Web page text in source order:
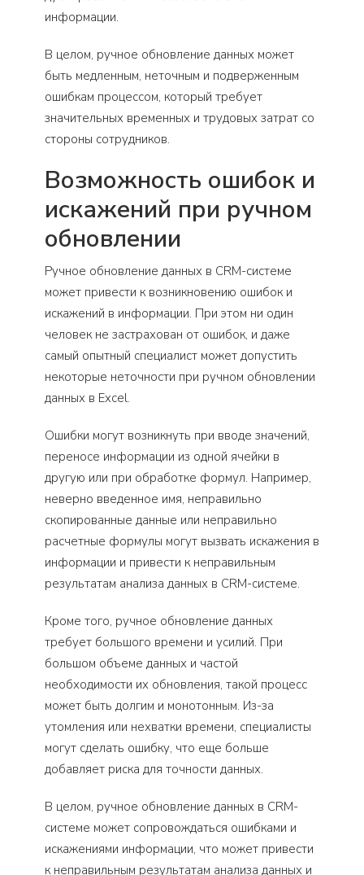
информации.
В целом, ручное обновление данных может
быть медленным, неточным и подверженным
ошибкам процессом, который требует
значительных временных и трудовых затрат со
стороны сотрудников.
Возможность ошибок и
искажений при ручном
обновлении
Ручное обновление данных в CRM-системе
может привести к возникновению ошибок и
искажений в информации. При этом ни один
человек не застрахован от ошибок, и даже
самый опытный специалист может допустить
некоторые неточности при ручном обновлении
данных в Excel.
Ошибки могут возникнуть при вводе значений,
переносе информации из одной ячейки в
другую или при обработке формул. Например,
неверно введенное имя, неправильно
скопированные данные или неправильно
расчетные формулы могут вызвать искажения в
информации и привести к неправильным
результатам анализа данных в CRM-системе.
Кроме того, ручное обновление данных
требует большого времени и усилий. При
большом объеме данных и частой
необходимости их обновления, такой процесс
может быть долгим и монотонным. Из-за
утомления или нехватки времени, специалисты
могут сделать ошибку, что еще больше
добавляет риска для точности данных.
В целом, ручное обновление данных в CRM-
системе может сопровождаться ошибками и
искажениями информации, что может привести
к неправильным результатам анализа данных и